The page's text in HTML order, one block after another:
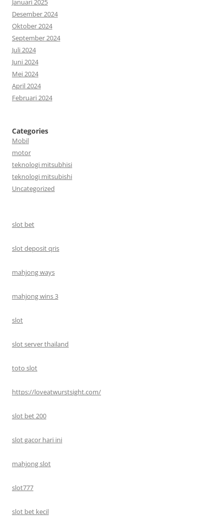
Januari 2025
Desember 2024
Oktober 2024
September 2024
Juli 2024
Juni 2024
Mei 2024
April 2024
Februari 2024
Categories
Mobil
motor
teknologi mitsubhisi
teknologi mitsubishi
Uncategorized
slot bet
slot deposit qris
mahjong ways
mahjong wins 3
slot
slot server thailand
toto slot
https://loveatwurstsight.com/
slot bet 200
slot gacor hari ini
mahjong slot
slot777
slot bet kecil